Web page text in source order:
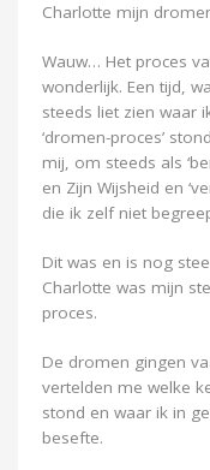
Charlotte mijn
Wauw… Het proces
wonderlijk. Een tijd,
steeds liet zien waar
‘dromen-proces’
mij, om steeds als
en Zijn Wijsheid en
die ik zelf niet
Dit was en is nog
Charlotte was mijn
proces.
De dromen gingen
vertelden me welke
stond en waar ik in
besefte.